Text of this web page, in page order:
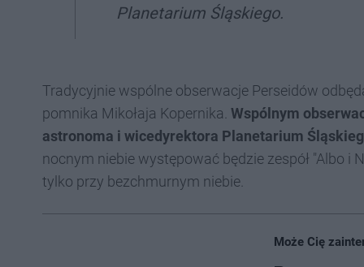
Planetarium Śląskiego.
Tradycyjnie wspólne obserwacje Perseidów
pomnika Mikołaja Kopernika. Wspólnym
astronoma i wicedyrektora Planetarium
nocnym niebie występować będzie zespół "Albo i
tylko przy bezchmurnym niebie.
Może Cię